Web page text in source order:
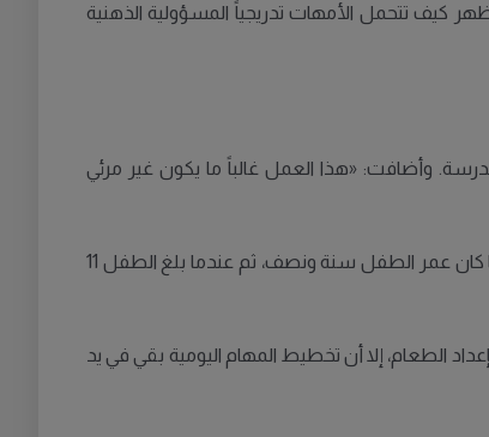
كيف تتحمل الأمهات تدريجياً المسؤولية الذهنية
وأضافت: «هذا العمل غالباً ما يكون غير مرئي
شملت الدراسة أزواجاً من الطبقة المتوسطة الحاصلين على تعليم عالٍ، وتمت متابعتهم في ثلاث مراحل: قبل ولادة الطفل الأول، وعندما كان عمر الطفل سنة ونصف، ثم عندما بلغ الطفل 11
الطعام، إلا أن تخطيط المهام اليومية بقي في يد